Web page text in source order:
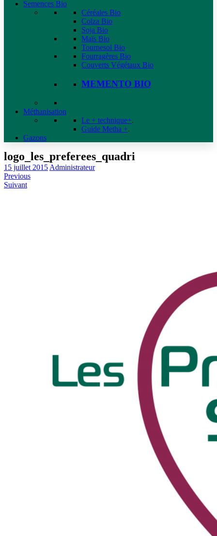
Semences Bio
Céréales Bio
Colza Bio
Soja Bio
Maïs Bio
Tournesol Bio
Fourragères Bio
Couverts Végétaux Bio
MEMENTO BIO
Méthanisation
Le + technique+.
Guide Metha +.
Gazons
logo_les_preferees_quadri
15 juillet 2015 Administrateur
Previous
Suivant